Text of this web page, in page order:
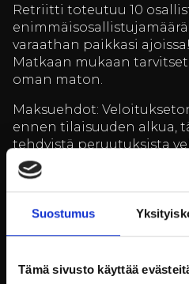
Suostumus
Tämä sivusto käyttää
Retriitti toteutuu 10
varaathan paikkasi ajoissa!
Matkaan mukaan
oman maton.
Maksuehdot:
ennen tilaisuuden alkua,
tehdyistä peruutuksista
Tule sellaisena kuin olet.
joogaohjaaja Mirka
Ohjelma